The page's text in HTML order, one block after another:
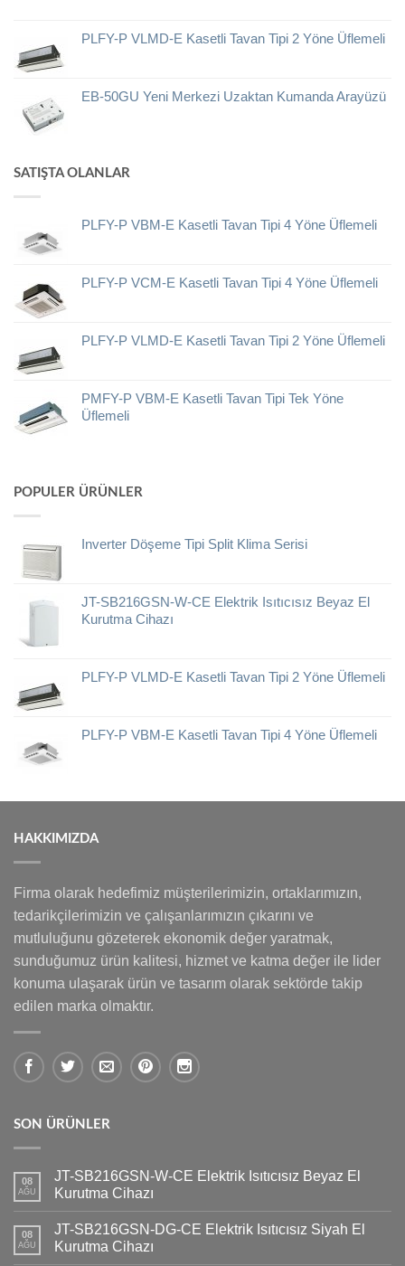
PLFY-P VLMD-E Kasetli Tavan Tipi 2 Yöne Üflemeli
EB-50GU Yeni Merkezi Uzaktan Kumanda Arayüzü
SATIŞTA OLANLAR
PLFY-P VBM-E Kasetli Tavan Tipi 4 Yöne Üflemeli
PLFY-P VCM-E Kasetli Tavan Tipi 4 Yöne Üflemeli
PLFY-P VLMD-E Kasetli Tavan Tipi 2 Yöne Üflemeli
PMFY-P VBM-E Kasetli Tavan Tipi Tek Yöne
Üflemeli
POPULER ÜRÜNLER
Inverter Döşeme Tipi Split Klima Serisi
JT-SB216GSN-W-CE Elektrik Isıtıcısız Beyaz El
Kurutma Cihazı
PLFY-P VLMD-E Kasetli Tavan Tipi 2 Yöne Üflemeli
PLFY-P VBM-E Kasetli Tavan Tipi 4 Yöne Üflemeli
HAKKIMIZDA
Firma olarak hedefimiz müşterilerimizin, ortaklarımızın,
tedarikçilerimizin ve çalışanlarımızın çıkarını ve
mutluluğunu gözeterek ekonomik değer yaratmak,
sunduğumuz ürün kalitesi, hizmet ve katma değer ile lider
konuma ulaşarak ürün ve tasarım olarak sektörde takip
edilen marka olmaktır.
SON ÜRÜNLER
08
AĞU
JT-SB216GSN-W-CE Elektrik Isıtıcısız Beyaz El
Kurutma Cihazı
08
AĞU
JT-SB216GSN-DG-CE Elektrik Isıtıcısız Siyah El
Kurutma Cihazı